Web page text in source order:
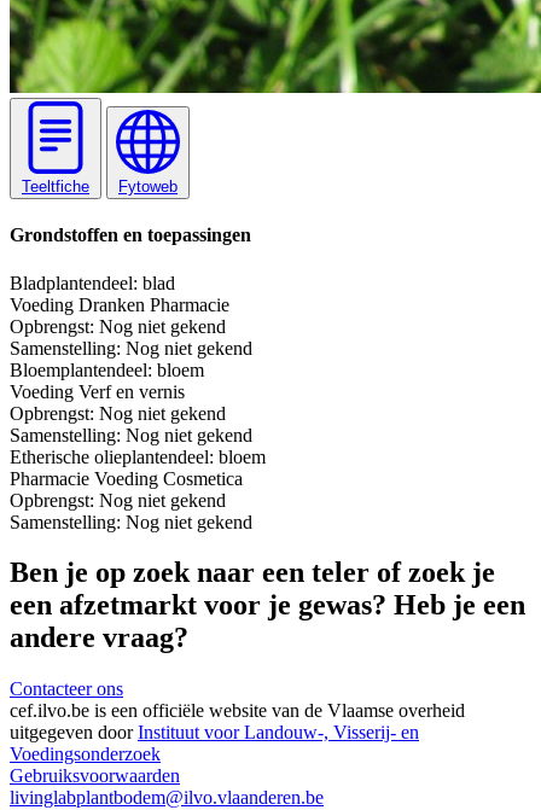
Teeltfiche Fytoweb
Grondstoffen en toepassingen
Bladplantendeel: blad
Voeding Dranken Pharmacie
Opbrengst: Nog niet gekend
Samenstelling: Nog niet gekend
Bloemplantendeel: bloem
Voeding Verf en vernis
Opbrengst: Nog niet gekend
Samenstelling: Nog niet gekend
Etherische olieplantendeel: bloem
Pharmacie Voeding Cosmetica
Opbrengst: Nog niet gekend
Samenstelling: Nog niet gekend
Ben je op zoek naar een teler of zoek je
een afzetmarkt voor je gewas? Heb je een
andere vraag?
Contacteer ons
cef.ilvo.be is een officiële website van de Vlaamse overheid
uitgegeven doorInstituut voor Landouw-, Visserij- en
Voedingsonderzoek
Gebruiksvoorwaarden
livinglabplantbodem@ilvo.vlaanderen.be